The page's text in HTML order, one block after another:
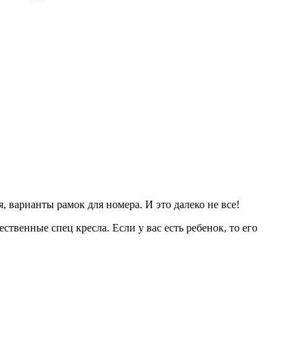
варианты рамок для номера. И это далеко не все!
спец кресла. Если у вас есть ребенок, то его